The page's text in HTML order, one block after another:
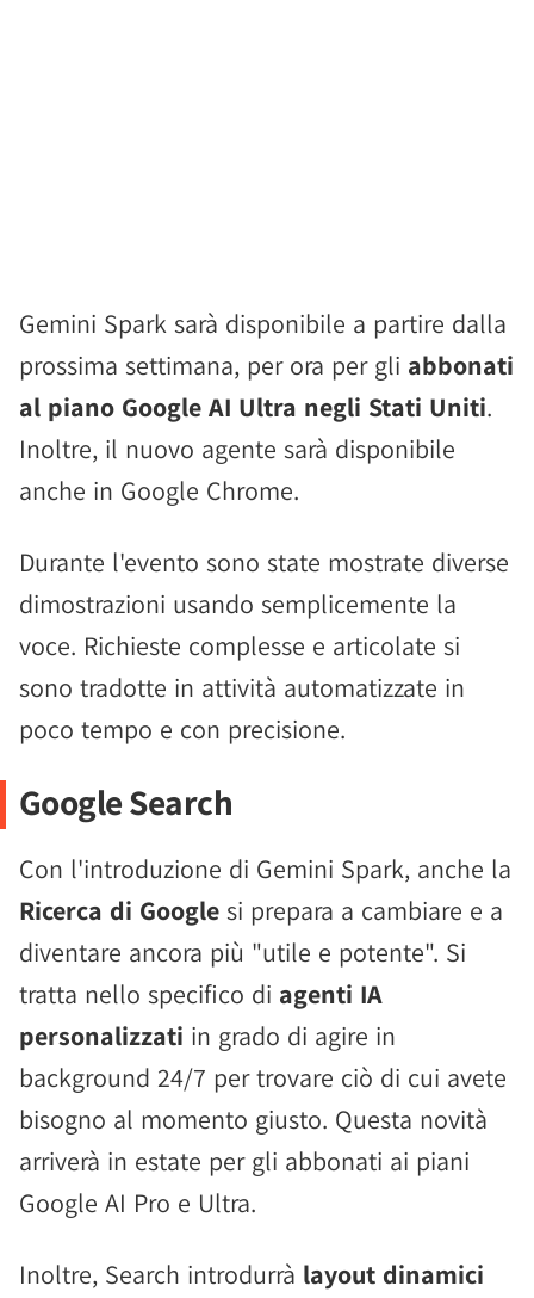
Gemini Spark sarà disponibile a partire dalla
prossima settimana, per ora per gli abbonati
al piano Google AI Ultra negli Stati Uniti.
Inoltre, il nuovo agente sarà disponibile
anche in Google Chrome.
Durante l'evento sono state mostrate diverse
dimostrazioni usando semplicemente la
voce. Richieste complesse e articolate si
sono tradotte in attività automatizzate in
poco tempo e con precisione.
Google Search
Con l'introduzione di Gemini Spark, anche la
Ricerca di Google si prepara a cambiare e a
diventare ancora più "utile e potente". Si
tratta nello specifico di agenti IA
personalizzati in grado di agire in
background 24/7 per trovare ciò di cui avete
bisogno al momento giusto. Questa novità
arriverà in estate per gli abbonati ai piani
Google AI Pro e Ultra.
Inoltre, Search introdurrà layout dinamici